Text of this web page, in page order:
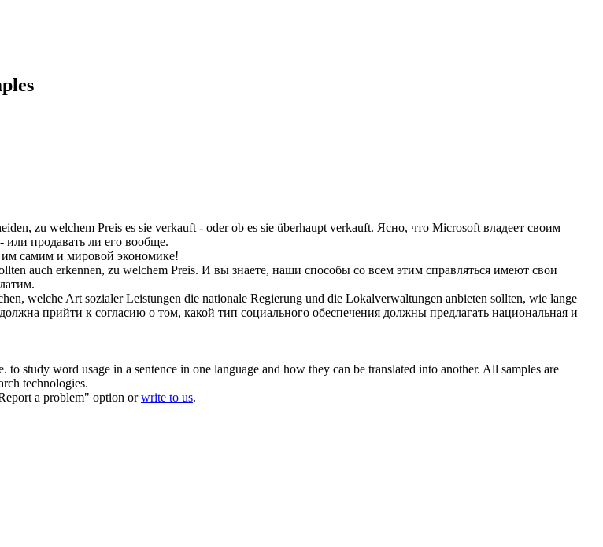
zu welchem Preis es sie verkauft - oder ob es sie überhaupt verkauft. Ясно, что Microsoft владеет своим
или продавать ли его вообще.
им самим и мировой экономике!
auch erkennen, zu welchem Preis. И вы знаете, наши способы со всем этим справляться имеют свои
welche Art sozialer Leistungen die nationale Regierung und die Lokalverwaltungen anbieten sollten, wie lange
прийти к согласию о том, какой тип социального обеспечения должны предлагать национальная и
study word usage in a sentence in one language and how they can be translated into another. All samples are
technologies.
a problem" option orwrite to us.